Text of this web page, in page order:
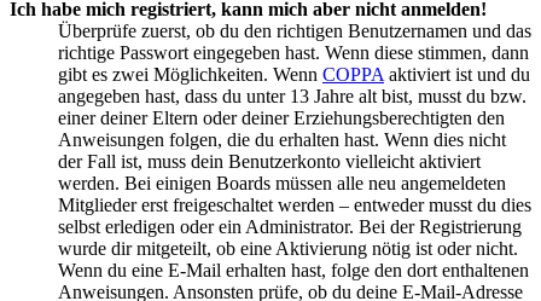
Ich habe mich registriert, kann mich aber nicht anmelden!
Überprüfe zuerst, ob du den richtigen Benutzernamen und das
richtige Passwort eingegeben hast. Wenn diese stimmen, dann
gibt es zwei Möglichkeiten. Wenn COPPA aktiviert ist und du
angegeben hast, dass du unter 13 Jahre alt bist, musst du bzw.
einer deiner Eltern oder deiner Erziehungsberechtigten den
Anweisungen folgen, die du erhalten hast. Wenn dies nicht
der Fall ist, muss dein Benutzerkonto vielleicht aktiviert
werden. Bei einigen Boards müssen alle neu angemeldeten
Mitglieder erst freigeschaltet werden – entweder musst du dies
selbst erledigen oder ein Administrator. Bei der Registrierung
wurde dir mitgeteilt, ob eine Aktivierung nötig ist oder nicht.
Wenn du eine E-Mail erhalten hast, folge den dort enthaltenen
Anweisungen. Ansonsten prüfe, ob du deine E-Mail-Adresse